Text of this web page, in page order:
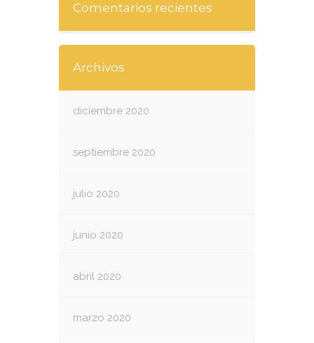
Comentarios recientes
Archivos
diciembre 2020
septiembre 2020
julio 2020
junio 2020
abril 2020
marzo 2020